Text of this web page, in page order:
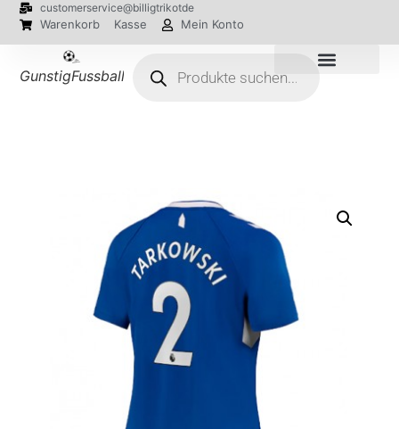
customerservice@billigtrikotde
Warenkorb Kasse Mein Konto
GunstigFussballTrikot